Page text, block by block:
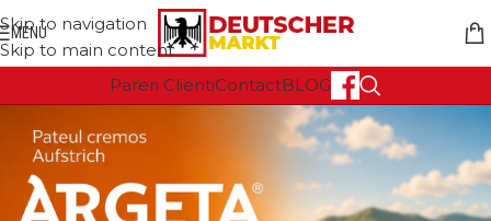
Skip to navigation
Skip to main content
MENU
Pareri ClientiContactBLOG